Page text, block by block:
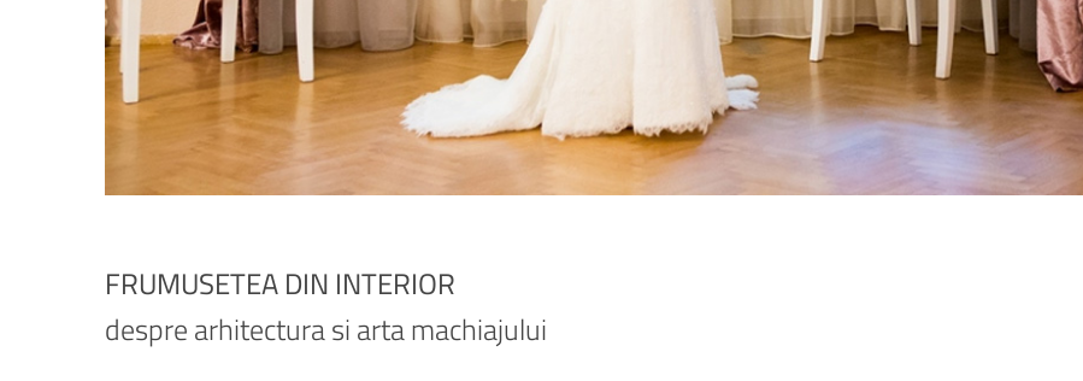
FRUMUSETEA DIN INTERIOR
despre arhitectura si arta machiajului